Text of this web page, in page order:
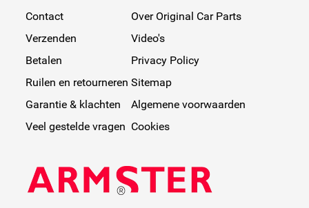
Contact
Verzenden
Betalen
Ruilen en retourneren
Garantie & klachten
Veel gestelde vragen
Over Original Car Parts
Video's
Privacy Policy
Sitemap
Algemene voorwaarden
Cookies